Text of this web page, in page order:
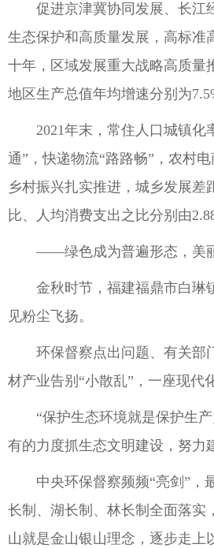
促进京津冀协同发展、长江经
生态保护和高质量发展，高标
十年，区域发展重大战略高质量
地区生产总值年均增速分别为
2021年末，常住人口城镇化率
通”，快递物流“路路畅”，农村
乡村振兴扎实推进，城乡发展差
比、人均消费支出之比分别由
——绿色成为普遍形态，美丽
金秋时节，福建福鼎市白琳镇
见粉尘飞扬。
环保督察点出问题、有关部门
材产业告别“小散乱”，一座现代
“保护生态环境就是保护生产
有的力度抓生态文明建设，努力
中央环保督察频频“亮剑”，最
长制、湖长制、林长制全面落
山就是金山银山理念，逐步走上